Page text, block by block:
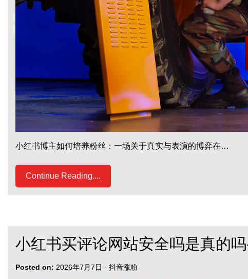
小红书博主如何培养粉丝：一场关于真实与表演的博弈在…
Continue Reading....
小红书买评论网站安全吗是真的
Posted on: 2026年7月7日 - 抖音涨粉